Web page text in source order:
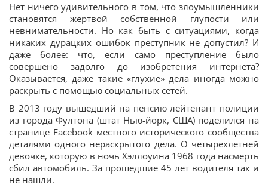
Нет ничего удивительного в том, что злоумышленники
становятся жертвой собственной глупости или
невнимательности. Но как быть с ситуациями, когда
никаких дурацких ошибок преступник не допустил? И
даже более: что, если само преступление было
совершено задолго до изобретения интернета?
Оказывается, даже такие «глухие» дела иногда можно
раскрыть с помощью социальных сетей.
В 2013 году вышедший на пенсию лейтенант полиции
из города Фултона (штат Нью-йорк, США) поделился на
странице Facebook местного исторического сообщества
деталями одного нераскрытого дела. О четырехлетней
девочке, которую в ночь Хэллоуина 1968 года насмерть
сбил автомобиль. За прошедшие 45 лет водителя так и
не нашли.